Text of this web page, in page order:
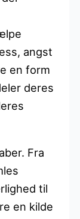
angst
en form
deres
Fra
til
en kilde